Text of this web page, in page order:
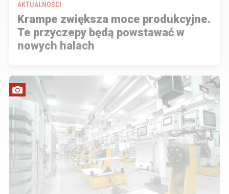
AKTUALNOŚCI
Krampe zwiększa moce produkcyjne.
Te przyczepy będą powstawać w
nowych halach